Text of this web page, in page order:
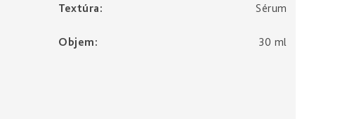
Textúra: Sérum
Objem: 30 ml